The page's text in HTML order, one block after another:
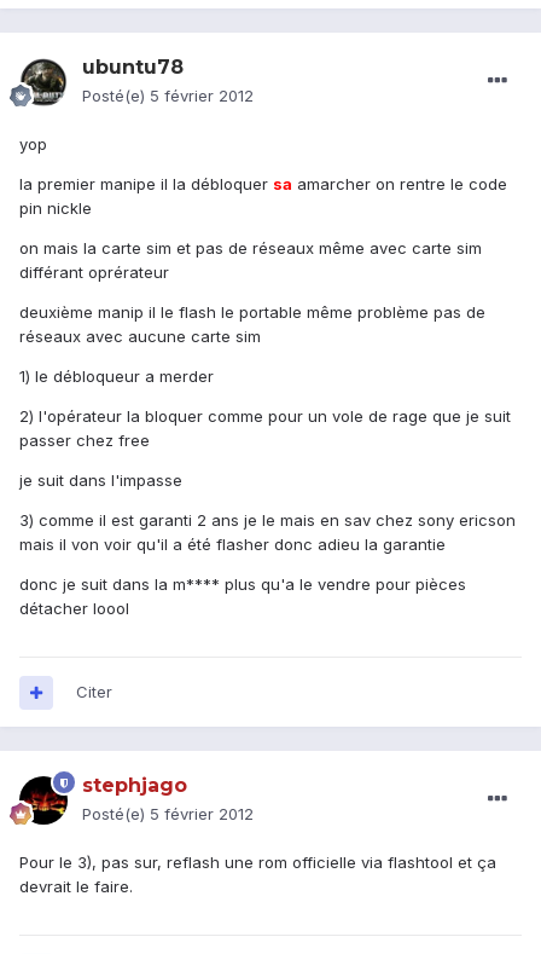
ubuntu78
Posté(e) 5 février 2012
yop
la premier manipe il la débloquer sa amarcher on rentre le code
pin nickle
on mais la carte sim et pas de réseaux même avec carte sim
différant oprérateur
deuxième manip il le flash le portable même problème pas de
réseaux avec aucune carte sim
1) le débloqueur a merder
2) l'opérateur la bloquer comme pour un vole de rage que je suit
passer chez free
je suit dans l'impasse
3) comme il est garanti 2 ans je le mais en sav chez sony ericson
mais il von voir qu'il a été flasher donc adieu la garantie
donc je suit dans la m**** plus qu'a le vendre pour pièces
détacher loool
Citer
stephjago
Posté(e) 5 février 2012
Pour le 3), pas sur, reflash une rom officielle via flashtool et ça
devrait le faire.